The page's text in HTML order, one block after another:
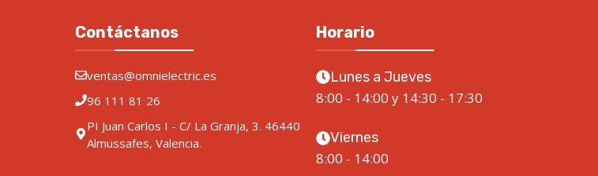
Contáctanos
ventas@omnielectric.es
96 111 81 26
PI Juan Carlos I - C/ La Granja, 3. 46440
Almussafes, Valencia.
Horario
Lunes a Jueves
8:00 - 14:00 y 14:30 - 17:30
Viernes
8:00 - 14:00